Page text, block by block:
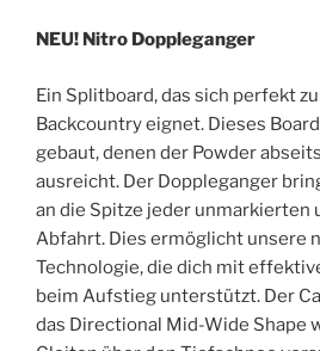
NEU! Nitro Doppleganger
Ein Splitboard, das sich perfekt
Backcountry eignet. Dieses
gebaut, denen der Powder
ausreicht. Der Doppleganger
an die Spitze jeder unmarkierten
Abfahrt. Dies ermöglicht unsere
Technologie, die dich mit
beim Aufstieg unterstützt. Der
das Directional Mid-Wide Shape